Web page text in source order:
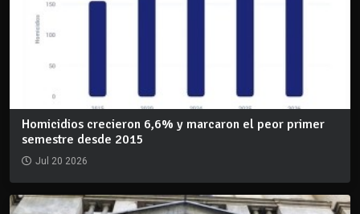
Homicidios crecieron 6,6% y marcaron el peor primer
semestre desde 2015
Jul 20 2026